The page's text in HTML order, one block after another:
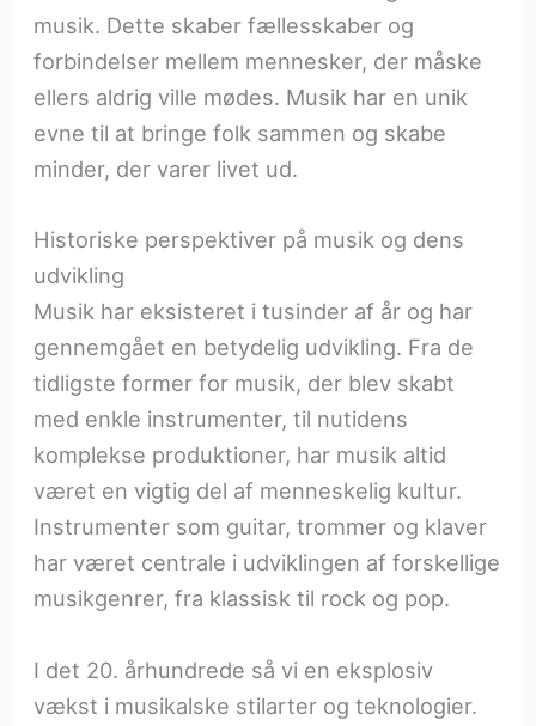
musik. Dette skaber fællesskaber og
forbindelser mellem mennesker, der måske
ellers aldrig ville mødes. Musik har en unik
evne til at bringe folk sammen og skabe
minder, der varer livet ud.
Historiske perspektiver på musik og dens
udvikling
Musik har eksisteret i tusinder af år og har
gennemgået en betydelig udvikling. Fra de
tidligste former for musik, der blev skabt
med enkle instrumenter, til nutidens
komplekse produktioner, har musik altid
været en vigtig del af menneskelig kultur.
Instrumenter som guitar, trommer og klaver
har været centrale i udviklingen af forskellige
musikgenrer, fra klassisk til rock og pop.
I det 20. århundrede så vi en eksplosiv
vækst i musikalske stilarter og teknologier.